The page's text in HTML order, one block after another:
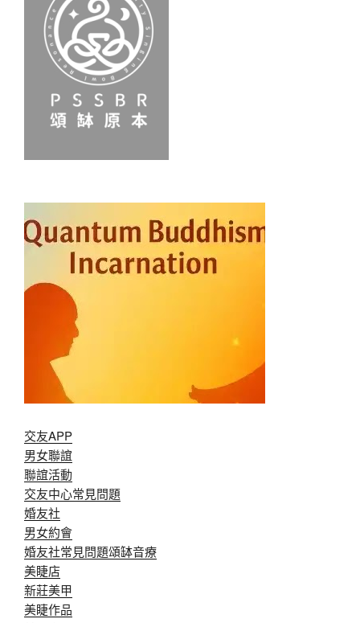
交友APP
男女聯誼
聯誼活動
交友中心常見問題
婚友社
男女約會
婚友社常見問題頌缽音療
美睫店
新莊美甲
美睫作品